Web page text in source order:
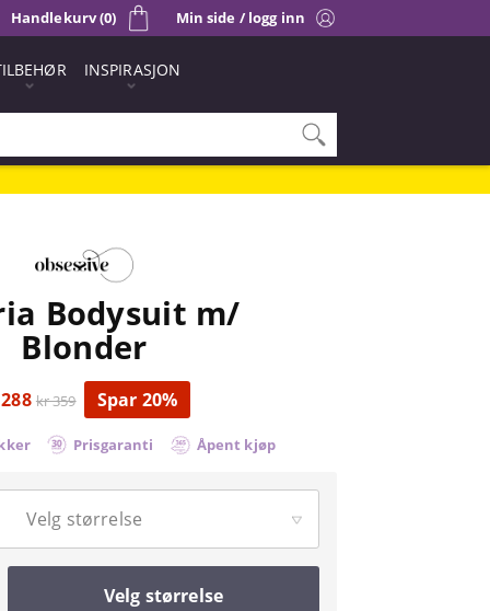
Min side / logg inn
Handlekurv (0)
INSPIRASJON
Bodysuit m/
Blonder
kr 359 Spar 20%
Prisgaranti Åpent kjøp
Velg størrelse
Velg størrelse